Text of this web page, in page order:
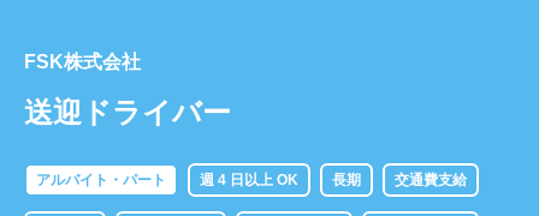
FSK株式会社
送迎ドライバー
アルバイト・パート 週 4 日以上 OK 長期 交通費支給